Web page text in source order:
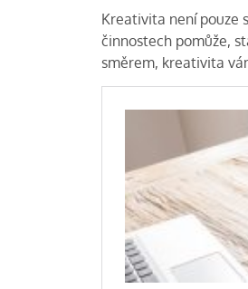
Kreativita není pouze
činnostech pomůže,
směrem, kreativita